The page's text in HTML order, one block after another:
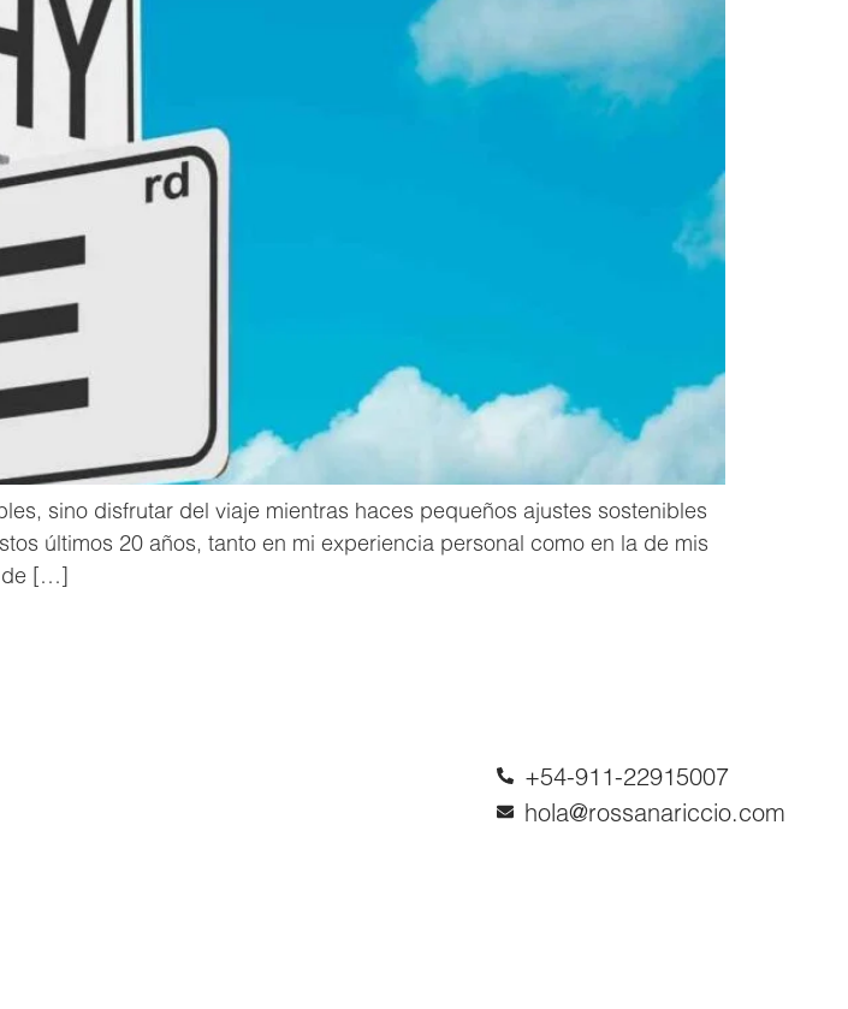
sino disfrutar del viaje mientras haces pequeños ajustes sostenibles
últimos 20 años, tanto en mi experiencia personal como en la de mis
de […]
+54-911-22915007
hola@rossanariccio.com